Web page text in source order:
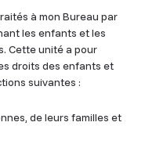
à mon Bureau par
les enfants et les
Cette unité a pour
droits des enfants et
suivantes :
de leurs familles et